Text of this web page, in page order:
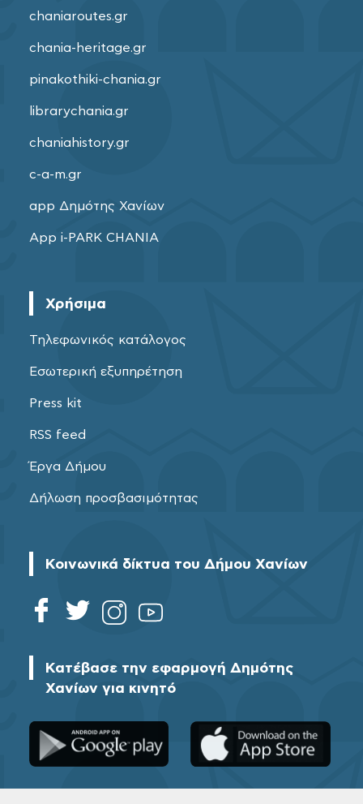
chaniaroutes.gr
chania-heritage.gr
pinakothiki-chania.gr
librarychania.gr
chaniahistory.gr
c-a-m.gr
app Δημότης Χανίων
App i-PARK CHANIA
Χρήσιμα
Τηλεφωνικός κατάλογος
Εσωτερική εξυπηρέτηση
Press kit
RSS feed
Έργα Δήμου
Δήλωση προσβασιμότητας
Κοινωνικά δίκτυα του Δήμου Χανίων
Κατέβασε την εφαρμογή Δημότης
Χανίων για κινητό